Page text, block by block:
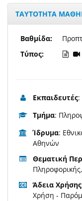
ΤΑΥΤΟΤΗΤΑ
Βαθμίδα:
Τύπος:
Εκπαιδευτές:
Τμήμα:
Ίδρυμα:
Αθηνών
Θεματική
Άδεια Χρήσης
Χρήση -